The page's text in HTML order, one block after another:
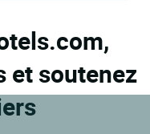
et soutenez